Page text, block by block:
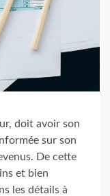
doit avoir son
sur son
De cette
et bien
les détails à